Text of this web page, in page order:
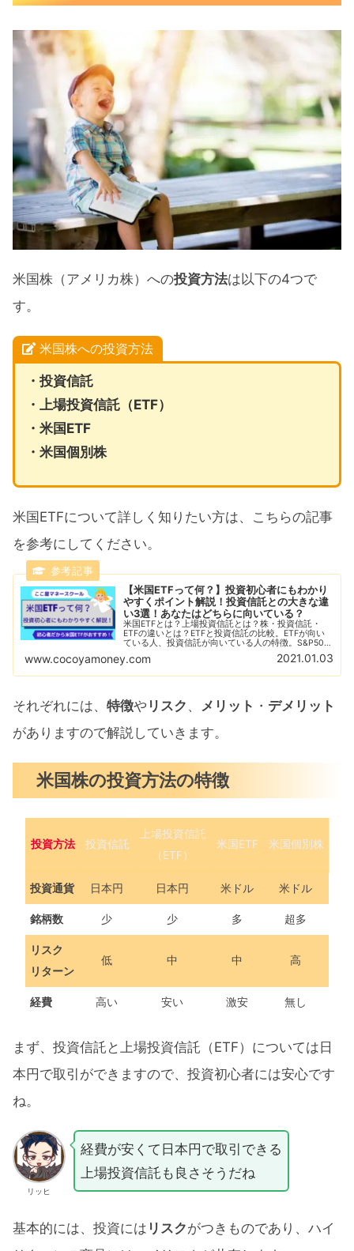
米国株（アメリカ株）への投資方法は以下の4つで
す。
米国株への投資方法
・投資信託
・上場投資信託（ETF）
・米国ETF
・米国個別株
米国ETFについて詳しく知りたい方は、こちらの記事
を参考にしてください。
【米国ETFって何？】投資初心者にもわかり
やすくポイント解説！投資信託との大きな違
い3選！あなたはどちらに向いている？
米国ETFとは？上場投資信託とは？株・投資信託・
ETFの違いとは？ETFと投資信託の比較。ETFが向い
ている人、投資信託が向いている人の特徴。S&P500
の解説。その他、人気のインデックス別の米国ETFを
紹介！
www.cocoyamoney.com 2021.01.03
それぞれには、 特徴や リスク 、 メリット ・ デメリット
がありますので解説していきます。
米国株の投資方法の特徴
投資方法 投資信託
上場投資信託
（ETF）
米国ETF 米国個別株
投資通貨 日本円 日本円 米ドル 米ドル
銘柄数 少 少 多 超多
リスク
リターン
低 中 中 高
経費 高い 安い 激安 無し
まず、投資信託と上場投資信託（ETF）については日
本円で取引ができますので、投資初心者には安心です
ね。
リッヒ
経費が安くて日本円で取引できる
上場投資信託も良さそうだね
基本的には、投資には リスクがつきものであり、ハイ